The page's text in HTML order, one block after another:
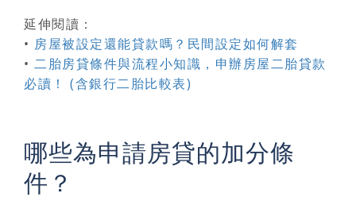
延伸閱讀：
• 房屋被設定還能貸款嗎？民間設定如何解套
• 二胎房貸條件與流程小知識，申辦房屋二胎貸款
必讀！ (含銀行二胎比較表)
哪些為申請房貸的加分條
件？